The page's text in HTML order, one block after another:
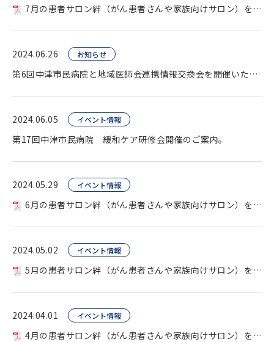
7月の患者サロン絆（がん患者さんや家族向けサロン）を開催します。
2024.06.26 お知らせ
第6回中津市民病院と地域医師会連携情報交換会を開催いたしました。
2024.06.05 イベント情報
第17回中津市民病院 緩和ケア研修会開催のご案内。
2024.05.29 イベント情報
6月の患者サロン絆（がん患者さんや家族向けサロン）を開催します。
2024.05.02 イベント情報
5月の患者サロン絆（がん患者さんや家族向けサロン）を開催します。
2024.04.01 イベント情報
4月の患者サロン絆（がん患者さんや家族向けサロン）を開催します。